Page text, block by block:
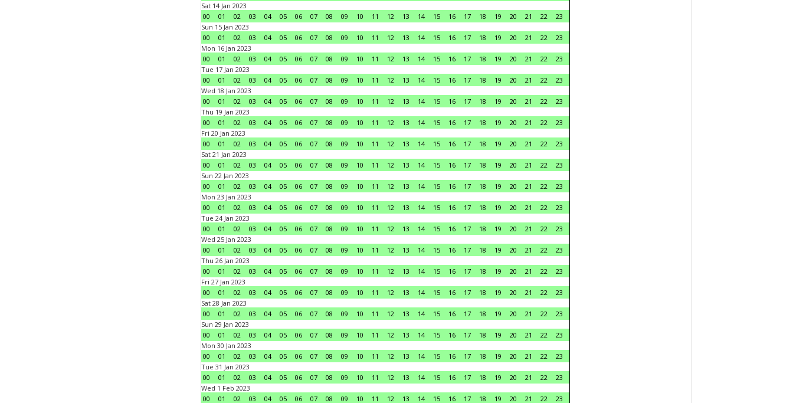
Sat 14 Jan 2023
00
01 02 03 04 05 06 07 08 09 10 11 12 13 14 15 16 17 18 19 20 21 22
23
Sun 15 Jan 2023
00
01 02 03 04 05 06 07 08 09 10 11 12 13 14 15 16 17 18 19 20 21 22
23
Mon 16 Jan 2023
00
01 02 03 04 05 06 07 08 09 10 11 12 13 14 15 16 17 18 19 20 21 22
23
Tue 17 Jan 2023
00
01 02 03 04 05 06 07 08 09 10 11 12 13 14 15 16 17 18 19 20 21 22
23
Wed 18 Jan 2023
00
01 02 03 04 05 06 07 08 09 10 11 12 13 14 15 16 17 18 19 20 21 22
23
Thu 19 Jan 2023
00
01 02 03 04 05 06 07 08 09 10 11 12 13 14 15 16 17 18 19 20 21 22
23
Fri 20 Jan 2023
00
01 02 03 04 05 06 07 08 09 10 11 12 13 14 15 16 17 18 19 20 21 22
23
Sat 21 Jan 2023
00
01 02 03 04 05 06 07 08 09 10 11 12 13 14 15 16 17 18 19 20 21 22
23
Sun 22 Jan 2023
00
01 02 03 04 05 06 07 08 09 10 11 12 13 14 15 16 17 18 19 20 21 22
23
Mon 23 Jan 2023
00
01 02 03 04 05 06 07 08 09 10 11 12 13 14 15 16 17 18 19 20 21 22
23
Tue 24 Jan 2023
00
01 02 03 04 05 06 07 08 09 10 11 12 13 14 15 16 17 18 19 20 21 22
23
Wed 25 Jan 2023
00
01 02 03 04 05 06 07 08 09 10 11 12 13 14 15 16 17 18 19 20 21 22
23
Thu 26 Jan 2023
00
01 02 03 04 05 06 07 08 09 10 11 12 13 14 15 16 17 18 19 20 21 22
23
Fri 27 Jan 2023
00
01 02 03 04 05 06 07 08 09 10 11 12 13 14 15 16 17 18 19 20 21 22
23
Sat 28 Jan 2023
00
01 02 03 04 05 06 07 08 09 10 11 12 13 14 15 16 17 18 19 20 21 22
23
Sun 29 Jan 2023
00
01 02 03 04 05 06 07 08 09 10 11 12 13 14 15 16 17 18 19 20 21 22
23
Mon 30 Jan 2023
00
01 02 03 04 05 06 07 08 09 10 11 12 13 14 15 16 17 18 19 20 21 22
23
Tue 31 Jan 2023
00
01 02 03 04 05 06 07 08 09 10 11 12 13 14 15 16 17 18 19 20 21 22
23
Wed 1 Feb 2023
00
01 02 03 04 05 06 07 08 09 10 11 12 13 14 15 16 17 18 19 20 21 22
23